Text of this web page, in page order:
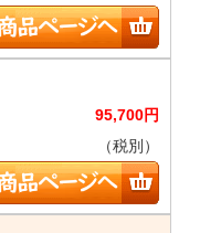
95,700円
（税別）